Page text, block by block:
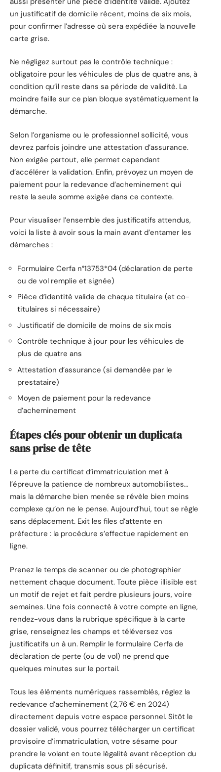
un justificatif de domicile récent, moins de six mois,
pour confirmer l’adresse où sera expédiée la nouvelle
carte grise.
Ne négligez surtout pas le contrôle technique :
obligatoire pour les véhicules de plus de quatre ans, à
condition qu’il reste dans sa période de validité. La
moindre faille sur ce plan bloque systématiquement la
démarche.
Selon l’organisme ou le professionnel sollicité, vous
devrez parfois joindre une attestation d’assurance.
Non exigée partout, elle permet cependant
d’accélérer la validation. Enfin, prévoyez un moyen de
paiement pour la redevance d’acheminement qui
reste la seule somme exigée dans ce contexte.
Pour visualiser l’ensemble des justificatifs attendus,
voici la liste à avoir sous la main avant d’entamer les
démarches :
Formulaire Cerfa n°13753*04 (déclaration de perte
ou de vol remplie et signée)
Pièce d’identité valide de chaque titulaire (et co-
titulaires si nécessaire)
Justificatif de domicile de moins de six mois
Contrôle technique à jour pour les véhicules de
plus de quatre ans
Attestation d’assurance (si demandée par le
prestataire)
Moyen de paiement pour la redevance
d’acheminement
Étapes clés pour obtenir un duplicata
sans prise de tête
La perte du certificat d’immatriculation met à
l’épreuve la patience de nombreux automobilistes…
mais la démarche bien menée se révèle bien moins
complexe qu’on ne le pense. Aujourd’hui, tout se règle
sans déplacement. Exit les files d’attente en
préfecture : la procédure s’effectue rapidement en
ligne.
Prenez le temps de scanner ou de photographier
nettement chaque document. Toute pièce illisible est
un motif de rejet et fait perdre plusieurs jours, voire
semaines. Une fois connecté à votre compte en ligne,
rendez-vous dans la rubrique spécifique à la carte
grise, renseignez les champs et téléversez vos
justificatifs un à un. Remplir le formulaire Cerfa de
déclaration de perte (ou de vol) ne prend que
quelques minutes sur le portail.
Tous les éléments numériques rassemblés, réglez la
redevance d’acheminement (2,76 € en 2024)
directement depuis votre espace personnel. Sitôt le
dossier validé, vous pourrez télécharger un certificat
provisoire d’immatriculation, votre sésame pour
prendre le volant en toute légalité avant réception du
duplicata définitif, transmis sous pli sécurisé.